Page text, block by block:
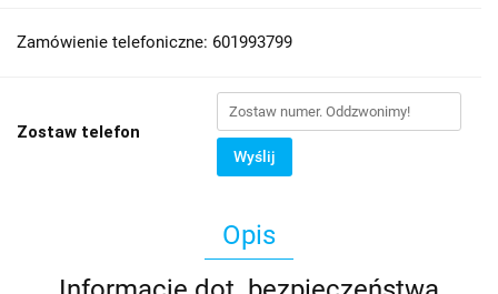
Zamówienie telefoniczne: 601993799
Zostaw telefon
Wyślij
Opis